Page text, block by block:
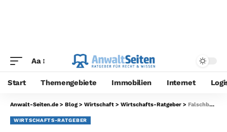
Aa
Start Themengebiete Immobilien Internet
Anwalt-Seiten.de > Blog > Wirtschaft > Wirtschafts-Ratgeber > Falschberatung bei Geldanlagen: Aufklärungspflichten, Haftung und der Weg zur unabhängigen Zweitmeinung
WIRTSCHAFTS-RATGEBER